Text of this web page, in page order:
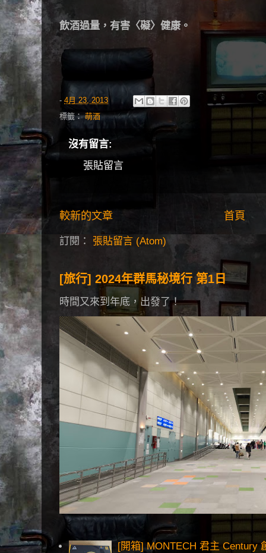
飲酒過量，有害〈礙〉健康。
- 4月 23, 2013
標籤：萌酒
沒有留言:
張貼留言
較新的文章 首頁
訂閱： 張貼留言 (Atom)
[旅行] 2024年群馬秘境行 第1日
時間又來到年底，出發了！
[開箱] MONTECH 君主 Century